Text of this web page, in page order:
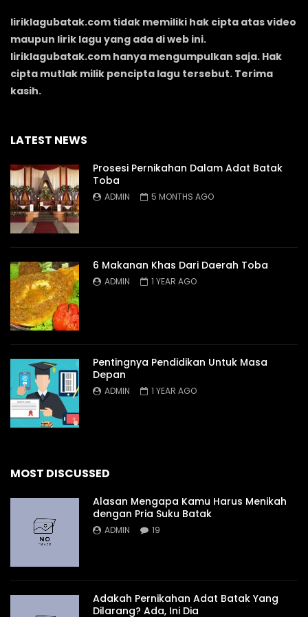
liriklagubatak.com tidak memiliki hak cipta atas video
maupun lirik lagu yang ada di web ini.
liriklagubatak.com hanya mengumpulkan saja. Hak
cipta mutlak milik pencipta lagu tersebut. Terima
kasih.
LATEST NEWS
Prosesi Pernikahan Dalam Adat Batak
Toba
ADMIN 5 MONTHS AGO
6 Makanan Khas Dari Daerah Toba
ADMIN 1 YEAR AGO
Pentingnya Pendidikan Untuk Masa
Depan
ADMIN 1 YEAR AGO
MOST DISCUSSED
Alasan Mengapa Kamu Harus Menikah
dengan Pria Suku Batak
ADMIN 19
Adakah Pernikahan Adat Batak Yang
Dilarang? Ada, Ini Dia